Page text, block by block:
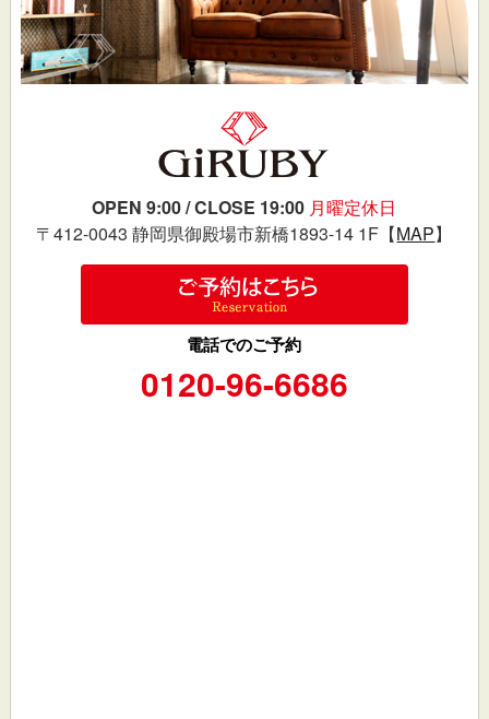
OPEN 9:00 / CLOSE 19:00 月曜定休日
〒412-0043 静岡県御殿場市新橋1893-14 1F【MAP】
電話でのご予約
0120-96-6686